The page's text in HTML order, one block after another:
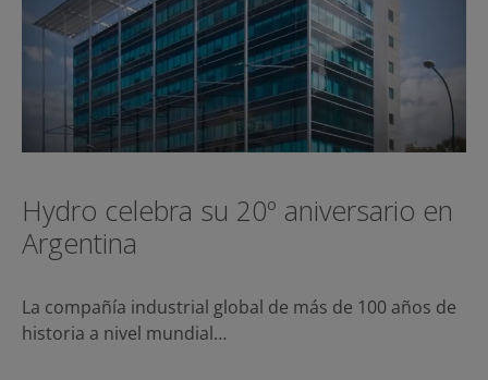
Hydro celebra su 20º aniversario en
Argentina
La compañía industrial global de más de 100 años de
historia a nivel mundial…